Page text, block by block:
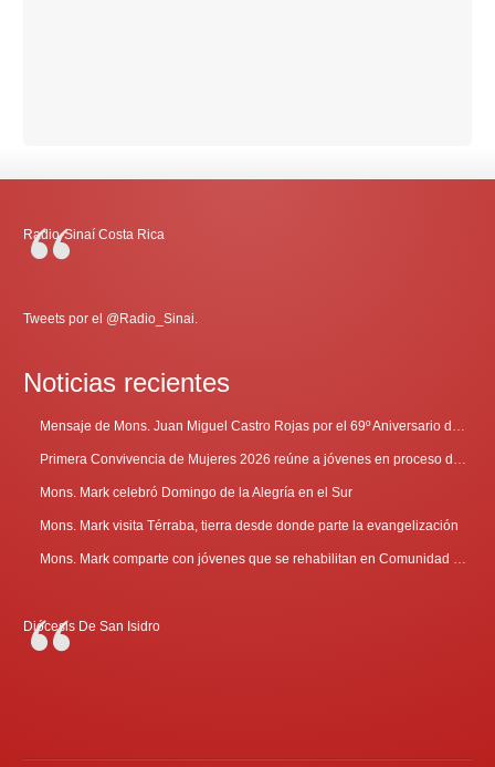
Radio-Sinaí Costa Rica
Tweets por el @Radio_Sinai.
Noticias recientes
Mons. Mark celebró Domingo de la Alegría en el Sur
Mons. Mark visita Térraba, tierra desde donde parte la evangelización
Diócesis De San Isidro